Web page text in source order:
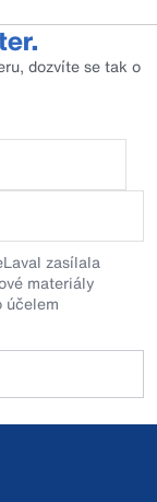
dozvíte se tak o
zasílala
materiály
účelem